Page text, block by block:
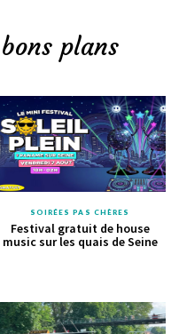
plans
SOIRÉES PAS CHÈRES
Festival gratuit de house
music sur les quais de Seine